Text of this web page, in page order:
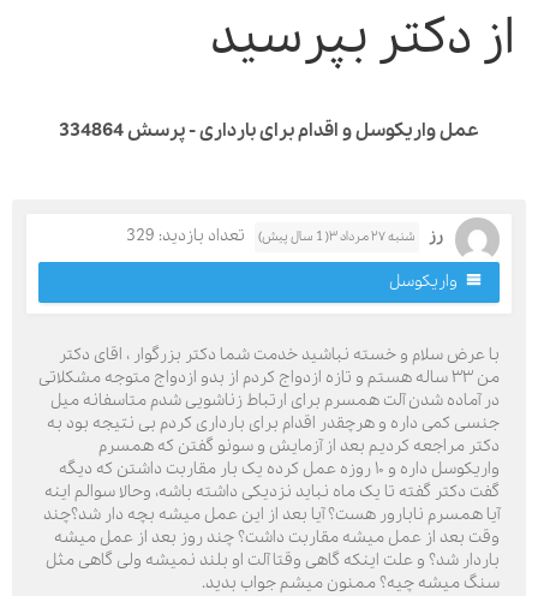
دکتر بپرسید
عمل واریکوسل و اقدام برای بارداری - پرسش 334864
رز شنبه ۲۷ مرداد ۳( 1 سال پیش)
تعداد بازدید: 329
واریکوسل
عرض سلام و خسته نباشید خدمت شما دکتر بزرگوار ، اقای دکتر
من ۳۳ ساله هستم و تازه ازدواج کردم از بدو ازدواج متوجه مشکلاتی
آماده شدن آلت همسرم برای ارتباط زناشویی شدم متاسفانه میل
کمی داره و هرچقدر اقدام برای بارداری کردم بی نتیجه بود به
مراجعه کردیم بعد از آزمایش و سونو گفتن که همسرم
واریکوسل داره و ۱۰ روزه عمل کرده یک بار مقاربت داشتن که دیگه
دکتر گفته تا یک ماه نباید نزدیکی داشته باشه، وحالا سوالم اینه
همسرم نابارور هست؟ آیا بعد از این عمل میشه بچه دار شد؟چند
بعد از عمل میشه مقاربت داشت؟ چند روز بعد از عمل میشه
شد؟ و علت اینکه گاهی وقتا آلت او بلند نمیشه ولی گاهی مثل
میشه چیه؟ ممنون میشم جواب بدید.